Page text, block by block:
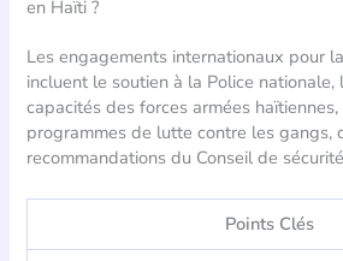
en Haïti ?
Les engagements internationaux pour
incluent le soutien à la Police
capacités des forces armées haïtiennes,
programmes de lutte contre les gangs,
recommandations du Conseil de
Points Clés